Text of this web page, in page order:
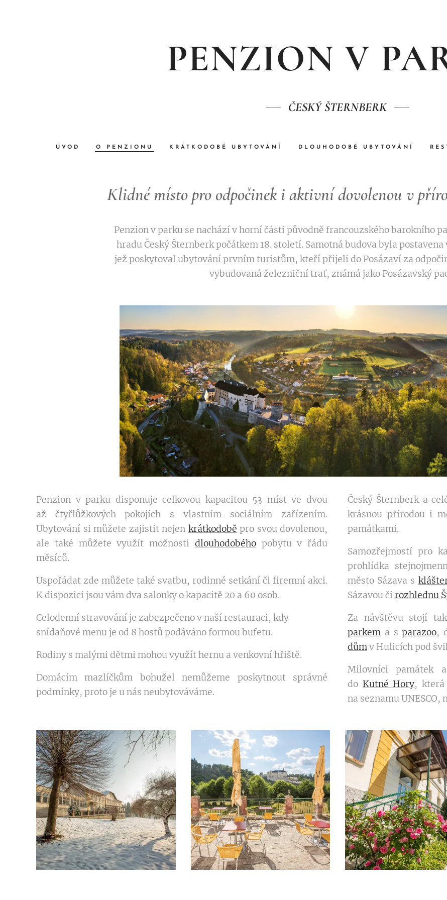
PENZION V
ČESKÝ ŠTERNBERK
ÚVOD O PENZIONU KRÁTKODOBÉ UBYTOVÁNÍ DLOUHODOBÉ UBYTOVÁNÍ
Klidné místo pro odpočinek i aktivní dovolenou v
Penzion v parku se nachází v horní části původně francouzského barokního
hradu Český Šternberk počátkem 18. století. Samotná budova byla postavena
jež poskytoval ubytování prvním turistům, kteří přijeli do Posázaví za
vybudovaná železniční trať, známá jako Posázavský
Penzion v parku disponuje celkovou kapacitou 53 míst ve dvou
až čtyřlůžkovýchpokojích s vlastním sociálním zařízením.
Ubytování si můžete zajistit nejen krátkodobě pro svou dovolenou,
ale také můžete využít možnosti dlouhodobéhopobytu v řádu
měsíců.
Uspořádat zde můžete také svatbu, rodinné setkání či firemní akci.
K dispozici jsou vám dva salonky o kapacitě 20 a 60 osob.
Celodenní stravování je zabezpečeno v naší restauraci, kdy
snídaňové menu je od 8 hostů podáváno formou bufetu.
Rodiny s malými dětmi mohou využít hernu a venkovní hřiště.
Domácím mazlíčkům bohužel nemůžeme poskytnout správné
podmínky, proto je u nás neubytováváme.
Český Šternberk a
krásnou přírodou i
památkami.
Samozřejmostí pro
prohlídka
město Sázava s
Sázavou či rozhlednu
Za návštěvu stojí
parkem a sparazoo,
důmv Hulicích pod
Milovníci památek
do Kutné Hory, která
na seznamu UNESCO,